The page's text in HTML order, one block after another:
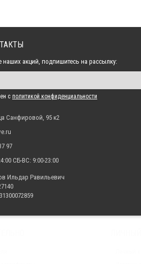
(ALFeco)
2013- (ALFeco)
(ALFeco)
(ALFeco)
наших акций, подпишитесь на рассылку:
с политикой конфиденциальности
Санфировой, 95 к2
97
СБ-ВС: 9:00-23:00
Ильдар Равильевич